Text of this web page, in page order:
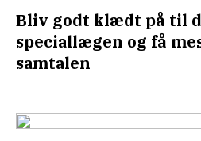
Bliv godt klædt på til
speciallægen og få
samtalen